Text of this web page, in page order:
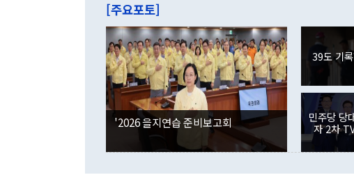
이 9월 러시아 블라
며 "정부 차원에서 (
은 "그것은 외교부의
잘랐다. 정 장관이 이
않았다는 점에서 문제
사합의 복원, 4자회담
권이라는 지적이 나
뒤 "여기 업무보고에
부의 한 소식통은 "정
를 거쳐 결정된 사안
련 부처 장관이 정부
하고 대통령의 면전
였던 올해 3월(369억
인의 해외투자가 80
각각 증가했다. 증권
국인의 국내 주식 투
감소하며 전월(-310
경신했다. 외국인의
분기 말 만기도래 영
다. 내국인의 해외 증
다.
[주요포토]
'2026 을지연습 준비보고회
39도 기
민주당 당
자 2차